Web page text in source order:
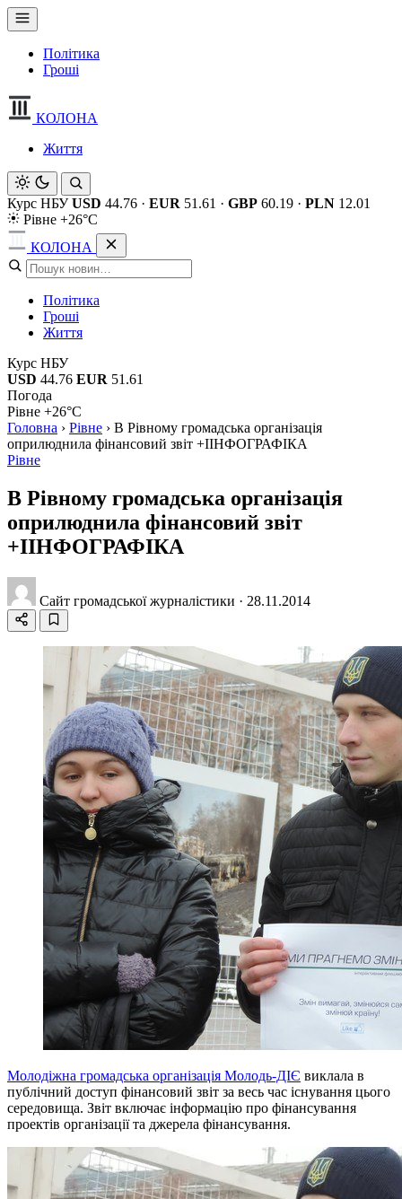
Політика
Гроші
КОЛОНА
Життя
Курс НБУ USD 44.76 · EUR 51.61 · GBP 60.19 · PLN 12.01
Рівне +26°C
КОЛОНА
Політика
Гроші
Життя
Курс НБУ
USD 44.76 EUR 51.61
Погода
Рівне +26°C
Головна › Рівне › В Рівному громадська організація
оприлюднила фінансовий звіт +ІІНФОГРАФІКА
Рівне
В Рівному громадська організація
оприлюднила фінансовий звіт
+ІІНФОГРАФІКА
Сайт громадської журналістики · 28.11.2014
Молодіжна громадська організація Молодь-ДІЄ виклала в
публічний доступ фінансовий звіт за весь час існування цього
середовища. Звіт включає інформацію про фінансування
проектів організації та джерела фінансування.